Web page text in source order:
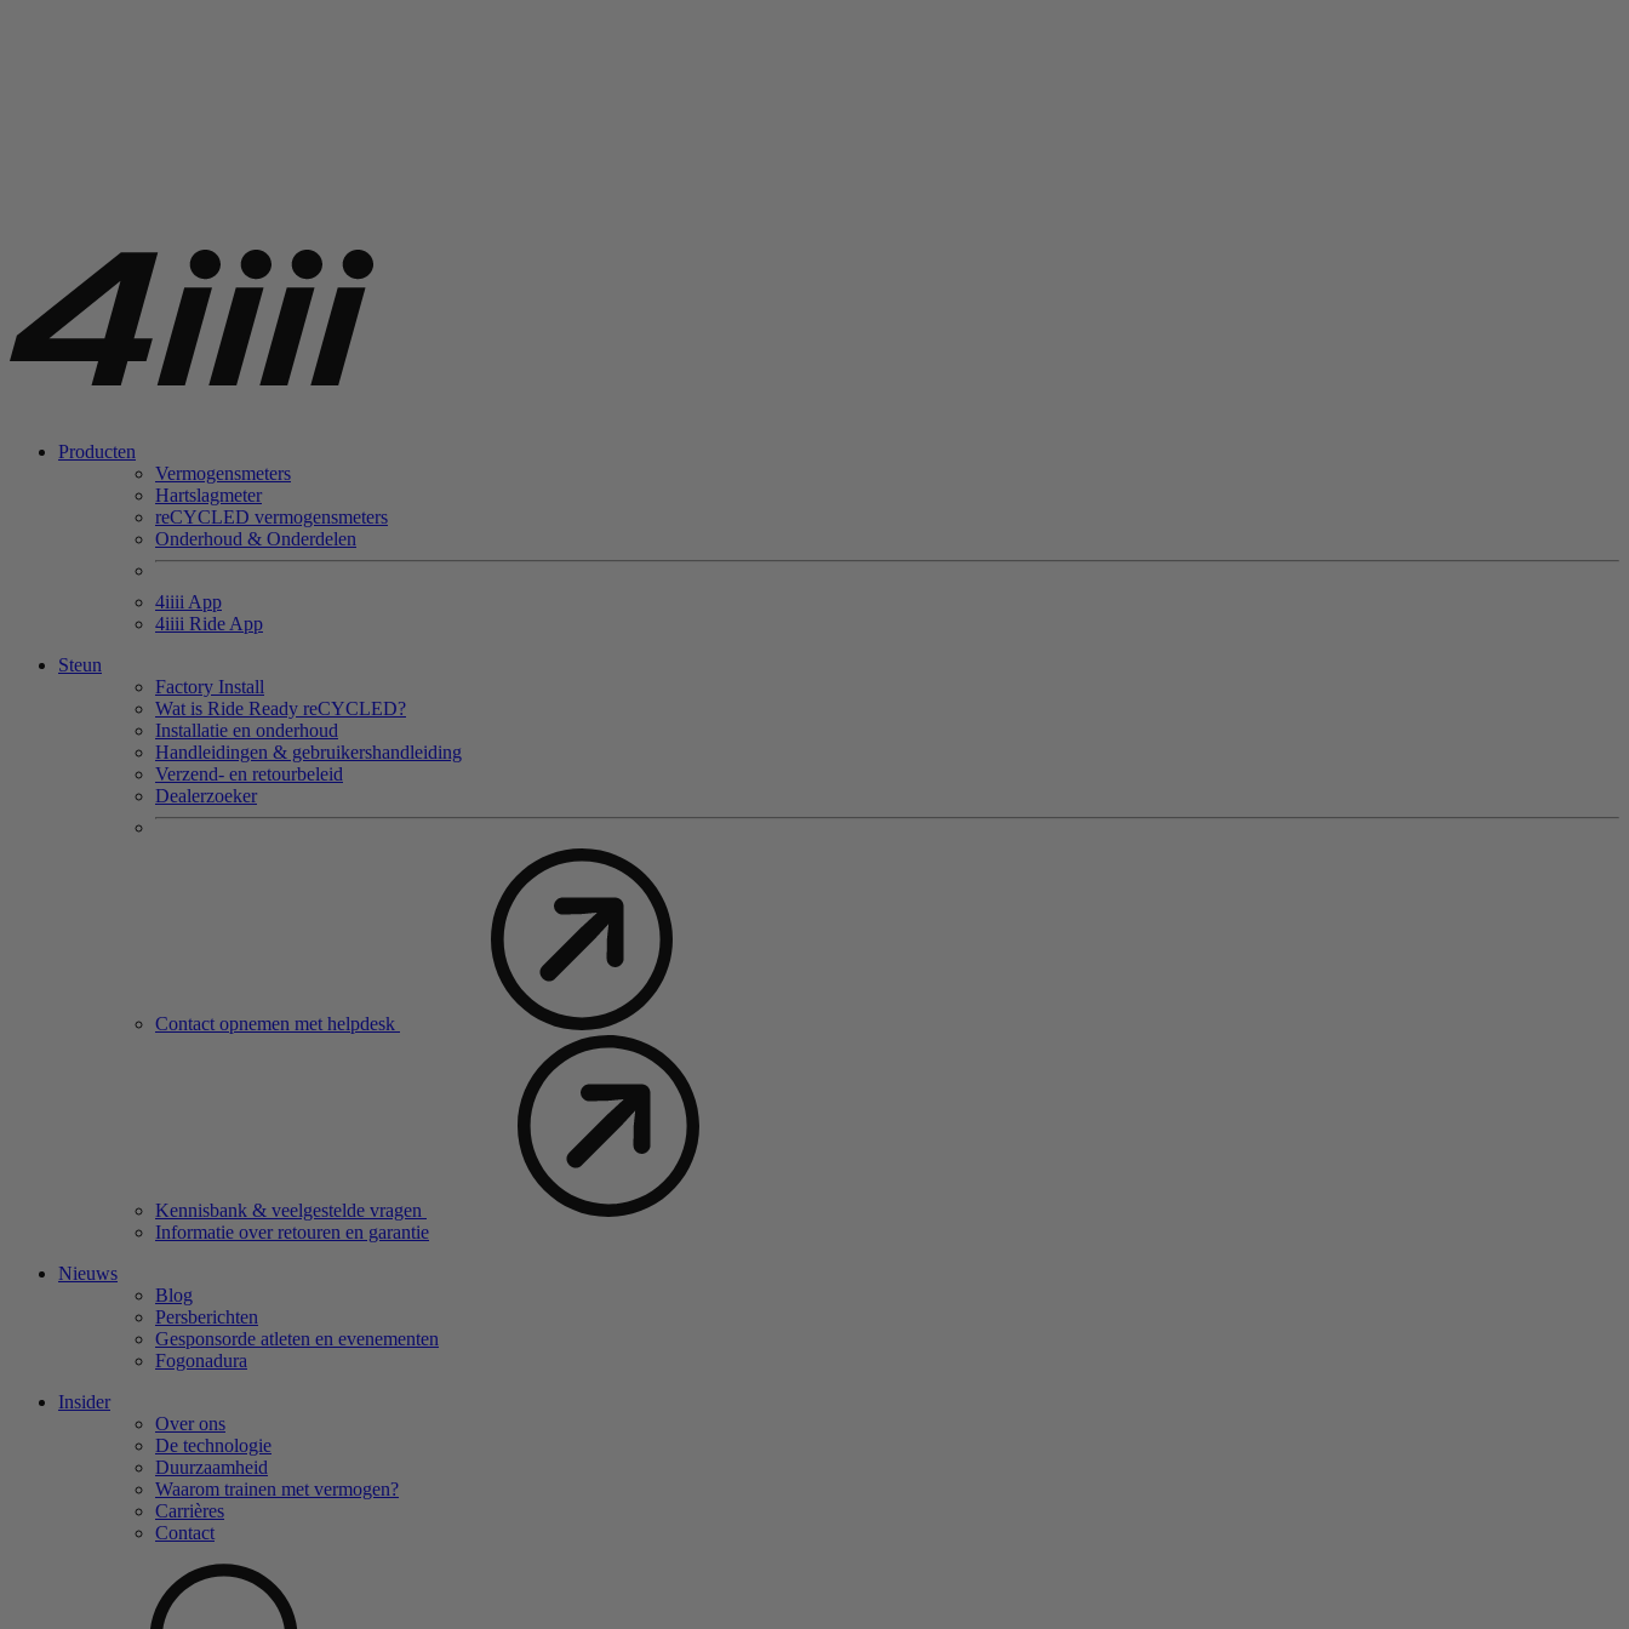
Producten
Vermogensmeters
Hartslagmeter
reCYCLED vermogensmeters
Onderhoud & Onderdelen
4iiii App
4iiii Ride App
Steun
Factory Install
Wat is Ride Ready reCYCLED?
Installatie en onderhoud
Handleidingen & gebruikershandleiding
Verzend- en retourbeleid
Dealerzoeker
Contact opnemen met helpdesk
Kennisbank & veelgestelde vragen
Informatie over retouren en garantie
Nieuws
Blog
Persberichten
Gesponsorde atleten en evenementen
Fogonadura
Insider
Over ons
De technologie
Duurzaamheid
Waarom trainen met vermogen?
Carrières
Contact